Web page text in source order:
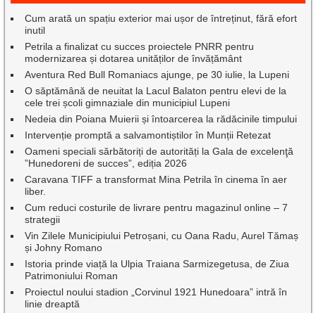
Cum arată un spațiu exterior mai ușor de întreținut, fără efort
inutil
Petrila a finalizat cu succes proiectele PNRR pentru
modernizarea și dotarea unităților de învățământ
Aventura Red Bull Romaniacs ajunge, pe 30 iulie, la Lupeni
O săptămână de neuitat la Lacul Balaton pentru elevi de la
cele trei școli gimnaziale din municipiul Lupeni
Nedeia din Poiana Muierii și întoarcerea la rădăcinile timpului
Intervenție promptă a salvamontiștilor în Munții Retezat
Oameni speciali sărbătoriți de autorități la Gala de excelenţă
”Hunedoreni de succes”, ediția 2026
Caravana TIFF a transformat Mina Petrila în cinema în aer
liber.
Cum reduci costurile de livrare pentru magazinul online – 7
strategii
Vin Zilele Municipiului Petroșani, cu Oana Radu, Aurel Tămaș
și Johny Romano
Istoria prinde viață la Ulpia Traiana Sarmizegetusa, de Ziua
Patrimoniului Roman
Proiectul noului stadion „Corvinul 1921 Hunedoara” intră în
linie dreaptă